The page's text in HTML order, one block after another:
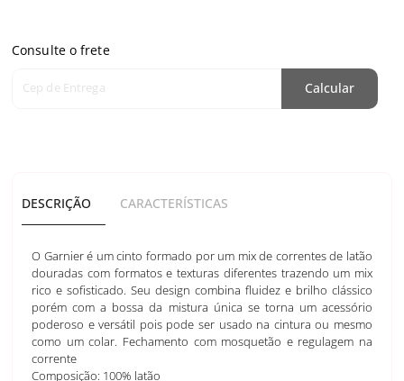
Consulte o frete
Cep de Entrega Calcular
DESCRIÇÃO CARACTERÍSTICAS
O Garnier é um cinto formado por um mix de correntes de latão
douradas com formatos e texturas diferentes trazendo um mix
rico e sofisticado. Seu design combina fluidez e brilho clássico
porém com a bossa da mistura única se torna um acessório
poderoso e versátil pois pode ser usado na cintura ou mesmo
como um colar. Fechamento com mosquetão e regulagem na
corrente
Composição: 100% latão